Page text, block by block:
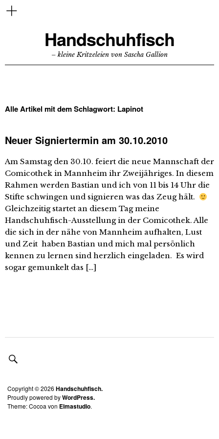
Handschuhfisch
– kleine Kritzeleien von Sascha Gallion
Alle Artikel mit dem Schlagwort: Lapinot
Neuer Signiertermin am 30.10.2010
Am Samstag den 30.10. feiert die neue Mannschaft der
Comicothek in Mannheim ihr Zweijähriges. In diesem
Rahmen werden Bastian und ich von 11 bis 14 Uhr die
Stifte schwingen und signieren was das Zeug hält.
Gleichzeitig startet an diesem Tag meine
Handschuhfisch-Ausstellung in der Comicothek. Alle
die sich in der nähe von Mannheim aufhalten, Lust
und Zeit haben Bastian und mich mal persönlich
kennen zu lernen sind herzlich eingeladen. Es wird
sogar gemunkelt das […]
Copyright © 2026 Handschuhfisch.
Proudly powered byWordPress.
Theme: Cocoa von Elmastudio.